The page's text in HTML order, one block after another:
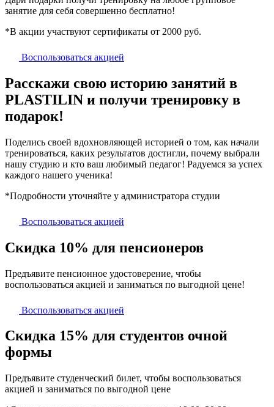
занятие для себя совершенно бесплатно!
*В акции участвуют сертификаты от 2000 руб.
Воспользоваться акцией
Расскажи свою историю занятий в
PLASTILIN и получи тренировку в
подарок!
Поделись своей вдохновляющей историей о том, как начали
тренироваться, каких результатов достигли, почему выбрали
нашу студию и кто ваш любимый педагог! Радуемся за успех
каждого нашего ученика!
*Подробности уточняйте у администратора студии
Воспользоваться акцией
Скидка 10% для пенсионеров
Предъявите пенсионное удостоверение, чтобы
воспользоваться акцией и заниматься по выгодной цене!
Воспользоваться акцией
Скидка 15% для студентов очной
формы
Предъявите студенческий билет, чтобы воспользоваться
акцией и заниматься по выгодной цене